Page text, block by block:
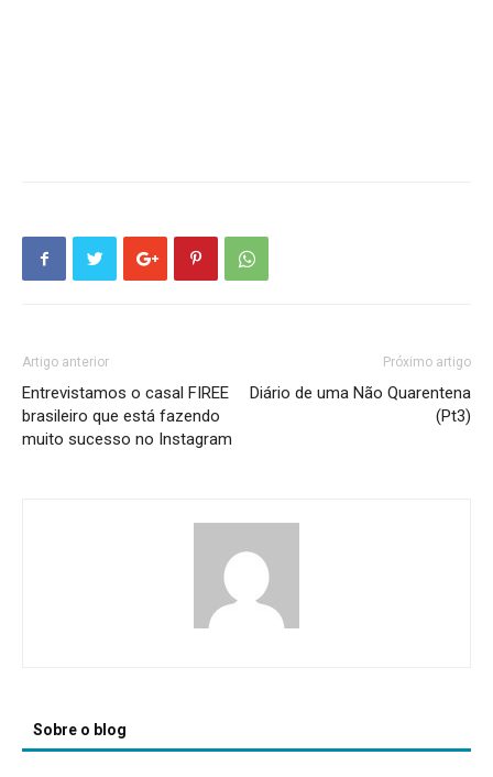
Artigo anterior
Entrevistamos o casal FIREE
brasileiro que está fazendo
muito sucesso no Instagram
Próximo artigo
Diário de uma Não Quarentena
(Pt3)
Sobre o blog